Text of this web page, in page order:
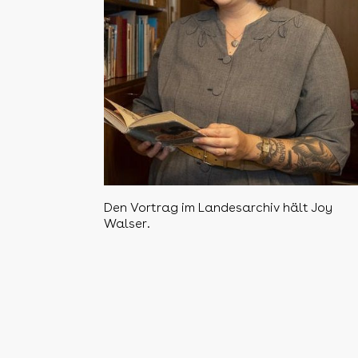
Den Vortrag im Landesarchiv hält Joy
Walser.